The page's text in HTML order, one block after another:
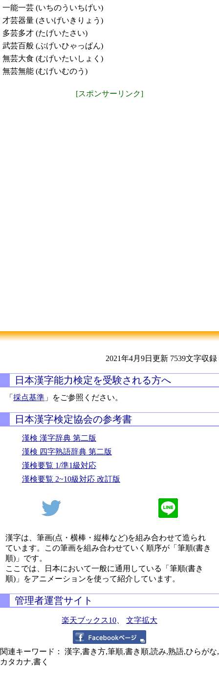
一能一芸 (いちのういちげい)
才芸器量 (さいげいきりょう)
多芸多才 (たげいたさい)
武芸百般 (ぶげいひゃっぱん)
無芸大食 (むげいたいしょく)
無芸無能 (むげいむのう)
[スポンサーリンク]
2021年4月9日更新 7539文字収録
日本漢字能力検定を受験される方へ
「採点基準 」をご参照ください。
日本漢字検定協会の参考書
漢検 漢字辞典 第二版
漢検 四字熟語辞典 第二版
漢検要覧 1/準1級対応
漢検要覧 2~10級対応 改訂版
漢字は、筆画(点・横棒・縦棒など)を組み合わせて造られ
ています。この筆画を組み合わせていく順序が「筆順(書き
順)」です。
ここでは、日本において一般に通用している「筆順(書き
順)」をアニメーションを使って紹介しています。
管理者運営サイト
楽天ブックス10 文字拡大
関連キーワード： 漢字,書き方,筆順,書き順,読み,熟語,ひらがな,
カタカナ,書く